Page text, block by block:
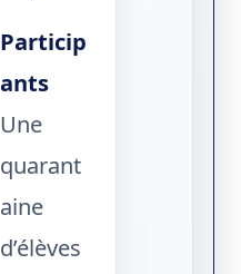
Particip
ants
Une
quarant
aine
d’élèves